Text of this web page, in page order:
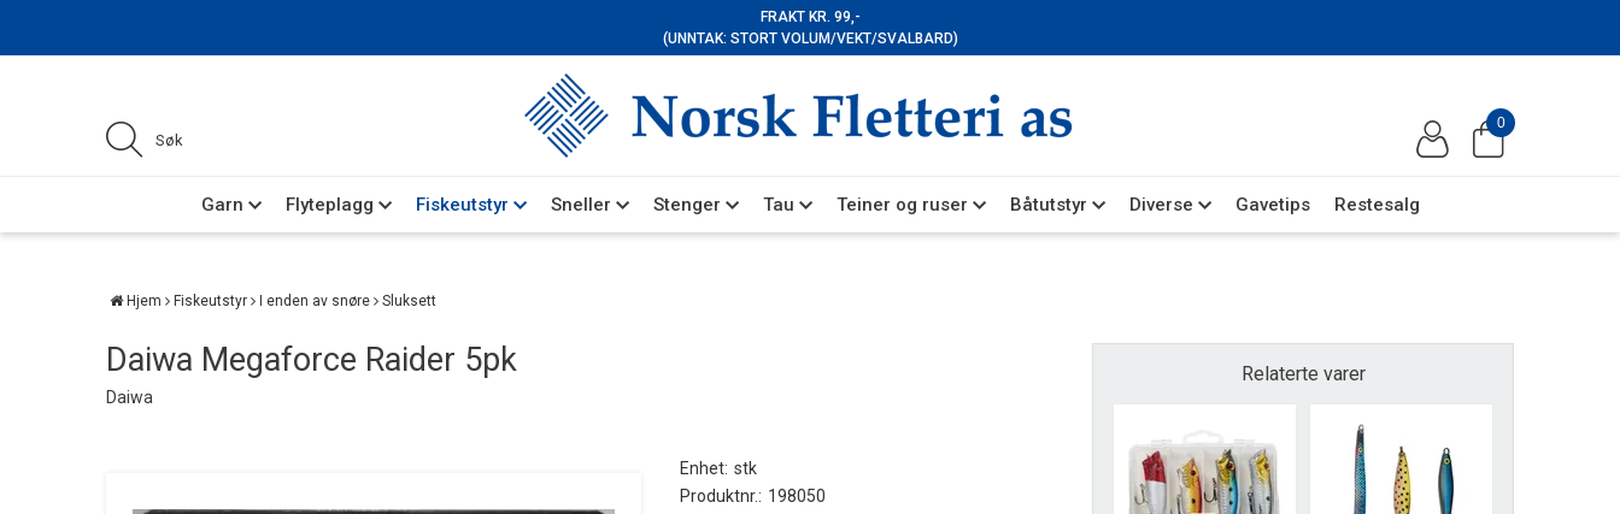
FRAKT KR. 99,-
(UNNTAK: STORT VOLUM/VEKT/SVALBARD)
0
Garn Flyteplagg Fiskeutstyr Sneller Stenger Tau Teiner og ruser Båtutstyr Diverse Gavetips Restesalg
Hjem Fiskeutstyr I enden av snøre Sluksett
Daiwa Megaforce Raider 5pk
Daiwa
Enhet stk
Produktnr.
198050
Relaterte varer